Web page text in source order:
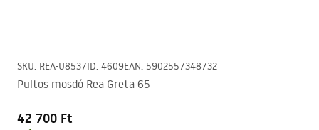
SKU: REA-U8537ID: 4609EAN: 5902557348732
Pultos mosdó Rea Greta 65
42 700 Ft